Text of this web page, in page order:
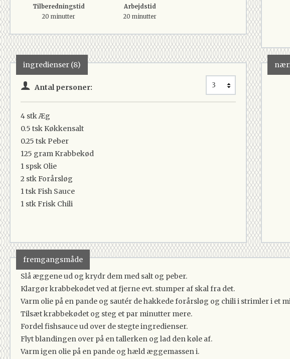
Tilberedningstid
20 minutter
Arbejdstid
20 minutter
ingredienser (8)
Antal personer:
4 stkÆg
0.5 tsk Køkkensalt
0.25 tskPeber
125 gram Krabbekød
1 spsk Olie
2 stkForårsløg
1 tskFish Sauce
1 stkFrisk Chili
fremgangsmåde
Slå æggene ud og krydr dem med salt og peber.
Klargør krabbekødet ved at fjerne evt. stumper af skal fra det.
Varm olie på en pande og sautér de hakkede forårsløg og chili i strimler i et
Tilsæt krabbekødet og steg et par minutter mere.
Fordel fishsauce ud over de stegte ingredienser.
Flyt blandingen over på en tallerken og lad den køle af.
Varm igen olie på en pande og hæld æggemassen i.